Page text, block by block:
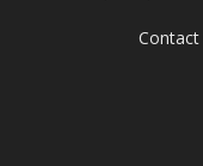
Contact